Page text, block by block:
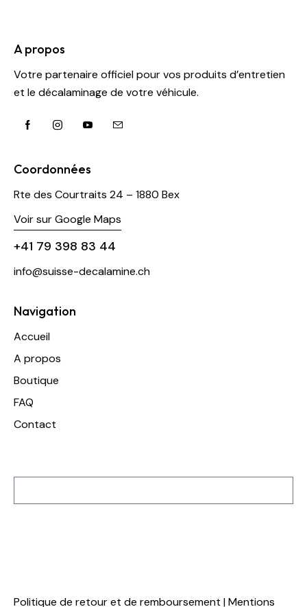
A propos
Votre partenaire officiel pour vos produits d’entretien
et le décalaminage de votre véhicule.
Coordonnées
Rte des Courtraits 24 – 1880 Bex
Voir sur Google Maps
+41 79 398 83 44
info@suisse-decalamine.ch
Navigation
Accueil
A propos
Boutique
FAQ
Contact
Politique de retour et de remboursement |Mentions